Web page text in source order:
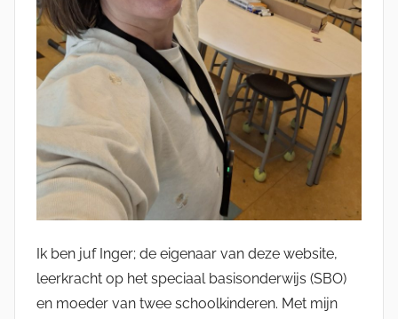
Ik ben juf Inger; de eigenaar van deze website,
leerkracht op het speciaal basisonderwijs (SBO)
en moeder van twee schoolkinderen. Met mijn